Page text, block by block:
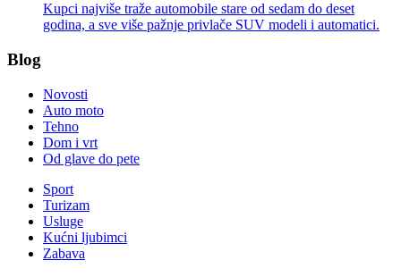
Kupci najviše traže automobile stare od sedam do deset
godina, a sve više pažnje privlače SUV modeli i automatici.
Blog
Novosti
Auto moto
Tehno
Dom i vrt
Od glave do pete
Sport
Turizam
Usluge
Kućni ljubimci
Zabava